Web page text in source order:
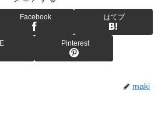
Facebook はてブ
Pinterest
maki